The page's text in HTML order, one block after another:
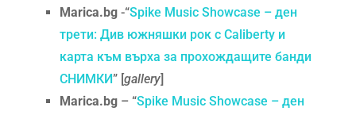
Marica.bg-“Spike Music Showcase – ден
трети: Див южняшки рок с Caliberty и
карта към върха за прохождащите банди
СНИМКИ” [gallery]
Marica.bg– “Spike Music Showcase – ден